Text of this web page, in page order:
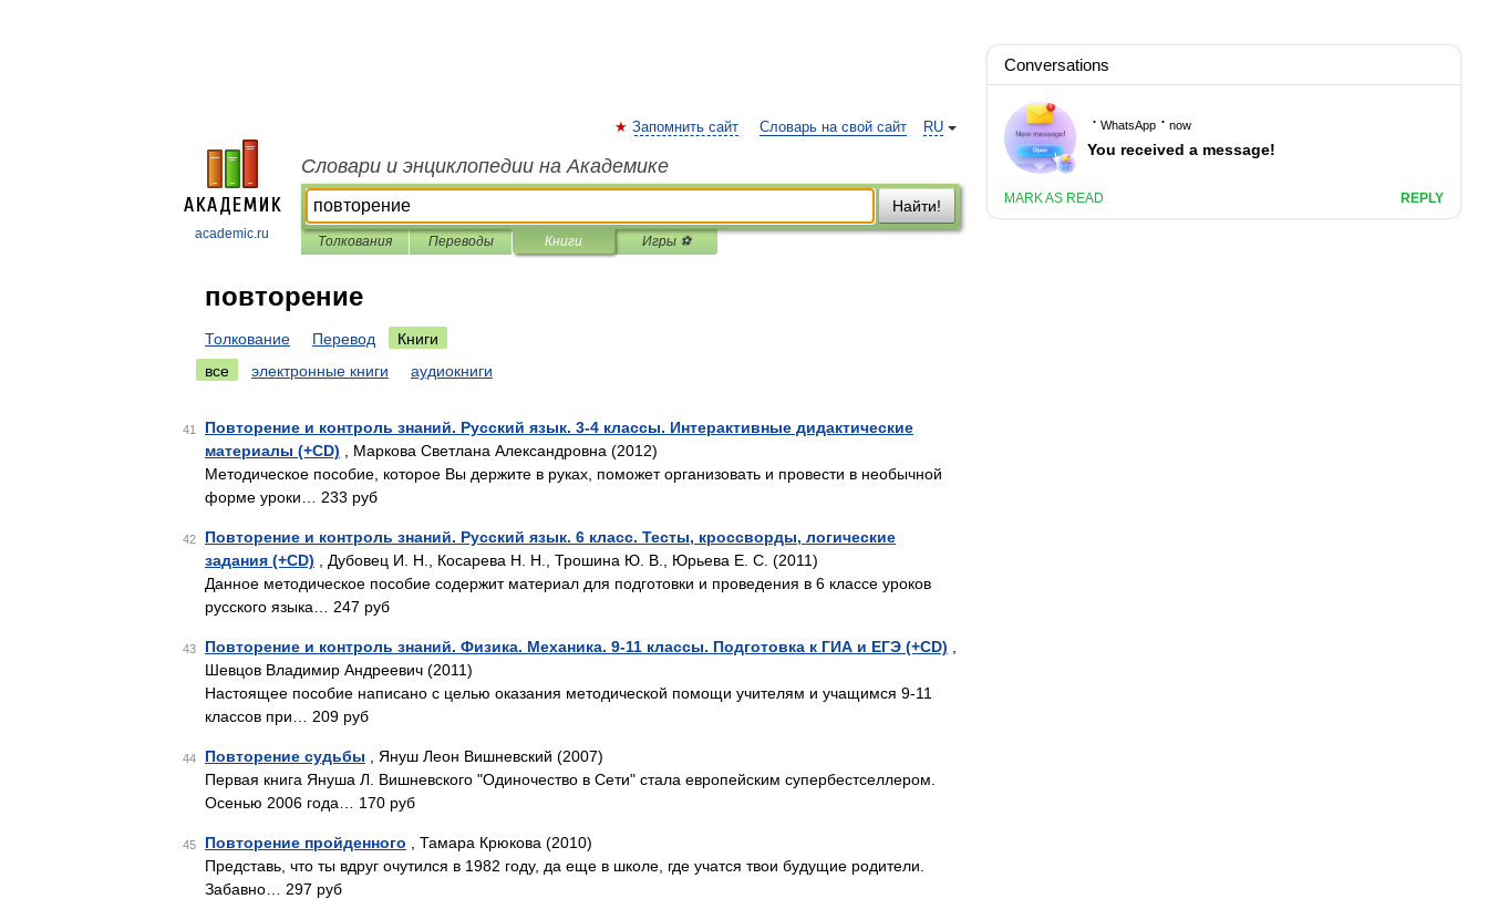
academic.ru
RU
Запомнить сайт Словарь на свой сайт
Словари и энциклопедии на Академике
Найти!
Толкования Переводы Книги Игры ⚽
повторение
Толкование Перевод
Книги
все
электронные книги аудиокниги
41
Повторение и контроль знаний. Русский язык. 3-4 классы. Интерактивные дидактические
материалы (+CD) , Маркова Светлана Александровна (2012)
Методическое пособие, которое Вы держите в руках, поможет организовать и провести в необычной
форме уроки… 233 руб
42
Повторение и контроль знаний. Русский язык. 6 класс. Тесты, кроссворды, логические
задания (+CD) , Дубовец И. Н., Косарева Н. Н., Трошина Ю. В., Юрьева Е. С. (2011)
Данное методическое пособие содержит материал для подготовки и проведения в 6 классе уроков
русского языка… 247 руб
43 Повторение и контроль знаний. Физика. Механика. 9-11 классы. Подготовка к ГИА и ЕГЭ (+CD)
Шевцов Владимир Андреевич (2011)
Настоящее пособие написано с целью оказания методической помощи учителям и учащимся 9-11
классов при… 209 руб
44 Повторение судьбы , Януш Леон Вишневский (2007)
Первая книга Януша Л. Вишневского "Одиночество в Сети" стала европейским супербестселлером.
Осенью 2006 года… 170 руб
45 Повторение пройденного , Тамара Крюкова (2010)
Представь, что ты вдруг очутился в 1982 году, да еще в школе, где учатся твои будущие родители.
Забавно… 297 руб